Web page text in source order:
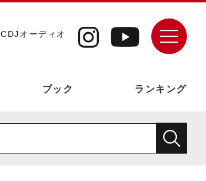
CDJオーディオ
ブック ランキング